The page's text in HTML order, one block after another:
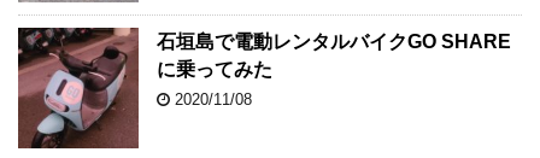
石垣島で電動レンタルバイクGO SHARE
に乗ってみた
2020/11/08